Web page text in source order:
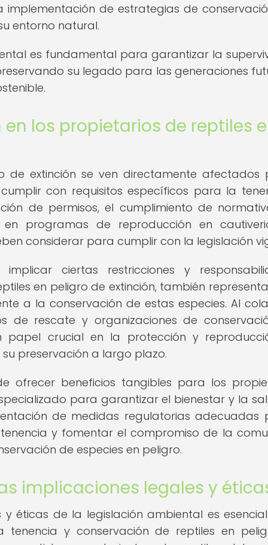
de estrategias de
entorno natural.
es fundamental para garantizar la
su legado para las generaciones
los propietarios de reptiles
de extinción se ven directamente afectados
con requisitos específicos para la
de permisos, el cumplimiento de
programas de reproducción en
considerar para cumplir con la legislación
ciertas restricciones y
en peligro de extinción, también
a la conservación de estas especies. Al
de rescate y organizaciones de
papel crucial en la protección y
preservación a largo plazo.
ofrecer beneficios tangibles para los
para garantizar el bienestar y la
de medidas regulatorias adecuadas
y fomentar el compromiso de la
de especies en peligro.
implicaciones legales y
y éticas de la legislación ambiental es
tenencia y conservación de reptiles en